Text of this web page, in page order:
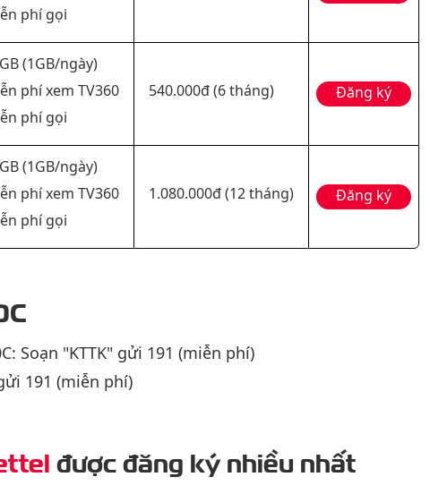
phí gọi
(1GB/ngày)
phí xem TV360
phí gọi
540.000đ (6 tháng) Đăng ký
(1GB/ngày)
phí xem TV360
phí gọi
1.080.000đ (12 tháng) Đăng ký
Soạn "KTTK" gửi 191 (miễn phí)
191 (miễn phí)
được đăng ký nhiều nhất